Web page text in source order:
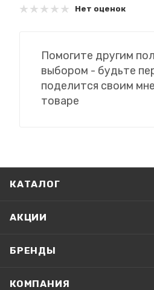
Нет оценок
Помогите другим
выбором - будьте
поделится своим
товаре
КАТАЛОГ
АКЦИИ
БРЕНДЫ
КОМПАНИЯ